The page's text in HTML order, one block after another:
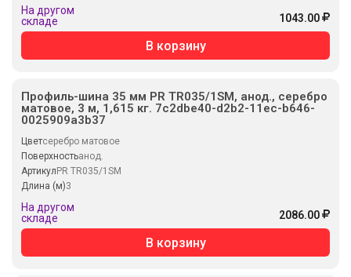
На другом
складе
1043.00
В корзину
Профиль-шина 35 мм PR TR035/1SM, анод., серебро
матовое, 3 м, 1,615 кг. 7c2dbe40-d2b2-11ec-b646-
0025909a3b37
Цветсеребро матовое
Поверхностьанод.
Артикул PR TR035/1SM
Длина (м)3
На другом
складе
2086.00
В корзину